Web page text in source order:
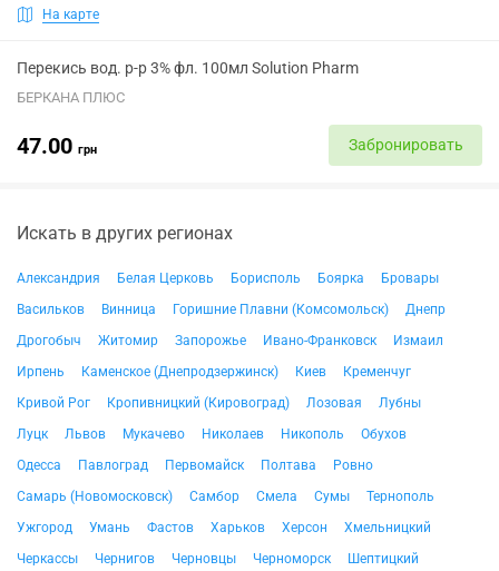
На карте
Перекись вод. р-р 3% фл. 100мл Solution Pharm
БЕРКАНА ПЛЮС
47.00 грн Забронировать
Искать в других регионах
Александрия Белая Церковь Борисполь Боярка
Бровары
Васильков
Винница Горишние Плавни (Комсомольск)
Днепр
Дрогобыч
Житомир Запорожье Ивано-Франковск
Измаил
Ирпень
Каменское (Днепродзержинск) Киев
Кременчуг
Кривой Рог
Кропивницкий (Кировоград) Лозовая
Лубны
Луцк
Львов Мукачево Николаев Никополь
Обухов
Одесса
Павлоград Первомайск Полтава
Ровно
Самарь (Новомосковск)
Самбор Смела Сумы
Тернополь
Ужгород
Умань Фастов Харьков Херсон
Хмельницкий
Черкассы
Чернигов Черновцы Черноморск Шептицкий